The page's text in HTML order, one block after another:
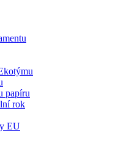
papíru
rok
EU